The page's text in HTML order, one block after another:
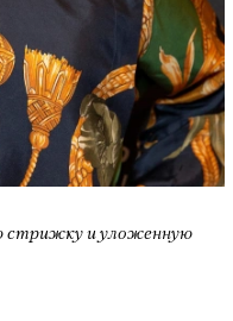
стрижку и уложенную